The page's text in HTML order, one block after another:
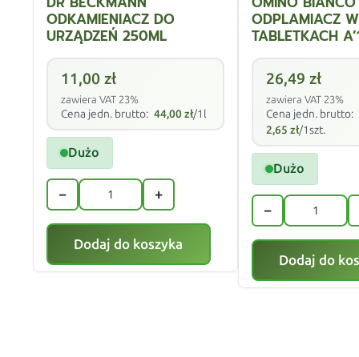
ODKAMIENIACZ DO
URZĄDZEŃ 250ML
11,00 zł
zawiera VAT 23%
Cena jedn. brutto: 44,00zł/1l
Dużo
− +
Dodaj do koszyka
ODPLAMIACZ W
TABLETKACH
26,49 zł
zawiera VAT 23%
Cena jedn. brutto:
2,65 zł/1szt.
Dużo
−
Dodaj do